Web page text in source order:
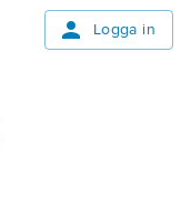
Logga in